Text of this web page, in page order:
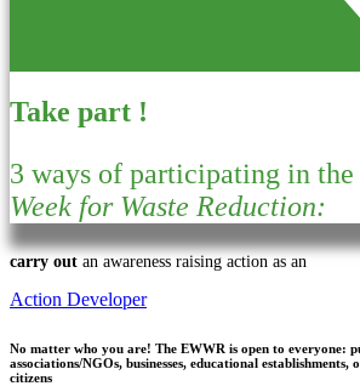
Take part !
3 ways of participating in the
Week for Waste Reduction:
carry out an awareness raising action as an
Action Developer
No matter who you are! The EWWR is open to everyone:
associations/NGOs, businesses, educational
citizens